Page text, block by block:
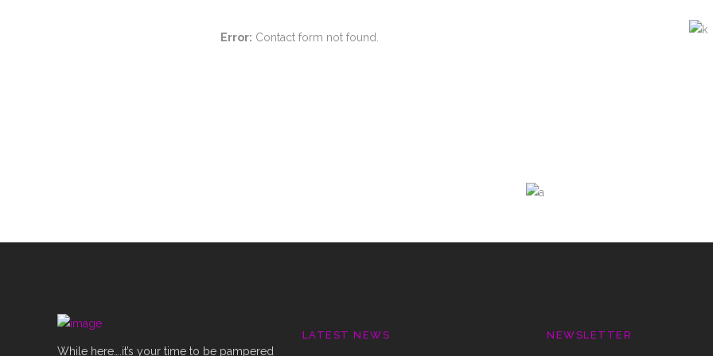
Error: Contact form not found.
While here….it’s your time to be pampered
LATEST NEWS NEWSLETTER